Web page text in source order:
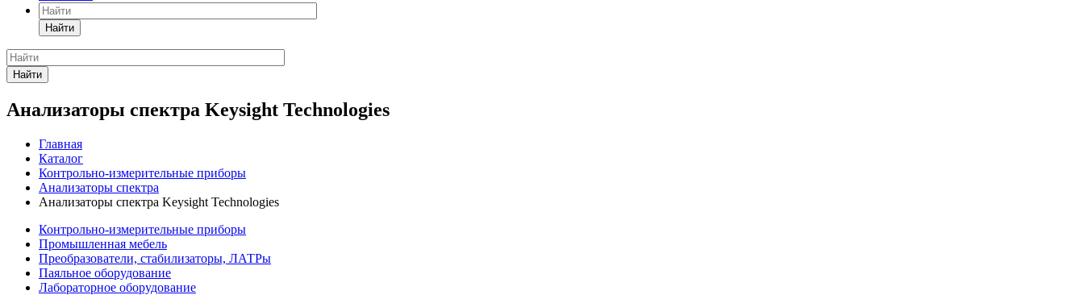
Найти
Найти
Анализаторы спектра Keysight Technologies
Главная
Каталог
Контрольно-измерительные приборы
Анализаторы спектра
Анализаторы спектра Keysight Technologies
Контрольно-измерительные приборы
Промышленная мебель
Преобразователи, стабилизаторы, ЛАТРы
Паяльное оборудование
Лабораторное оборудование